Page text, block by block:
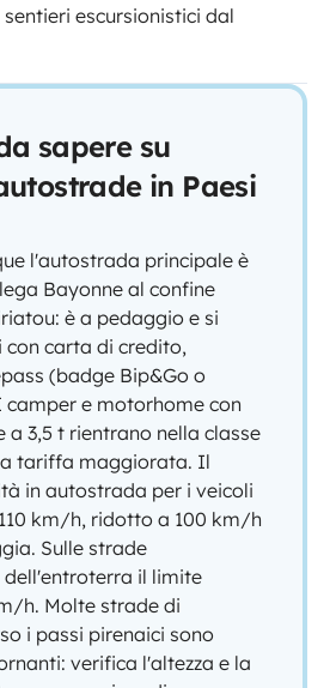
escursionistici dal
sapere su
in Paesi
l'autostrada principale è
Bayonne al confine
è a pedaggio e si
con carta di credito,
(badge Bip&Go o
e motorhome con
a 3,5 t rientrano nella classe
tariffa maggiorata. Il
in autostrada per i veicoli
km/h, ridotto a 100 km/h
Sulle strade
il limite
h. Molte strade di
i passi pirenaici sono
verifica l'altezza e la